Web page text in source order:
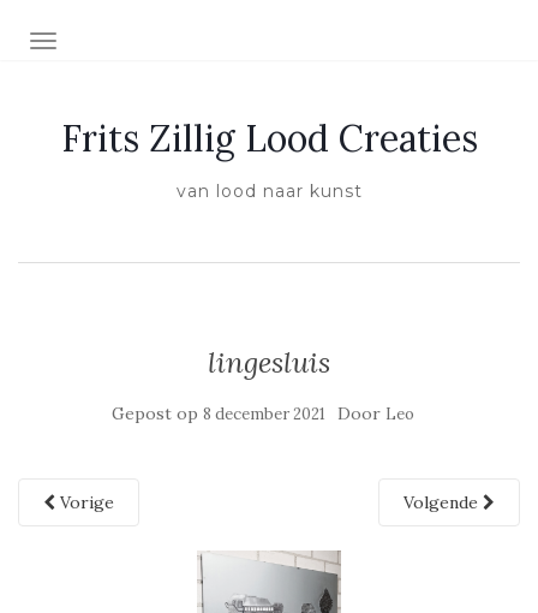
SCHAKEL NAVIGATIE
Frits Zillig Lood Creaties
van lood naar kunst
lingesluis
Gepost op 8 december 2021 Door Leo
Vorige Volgende